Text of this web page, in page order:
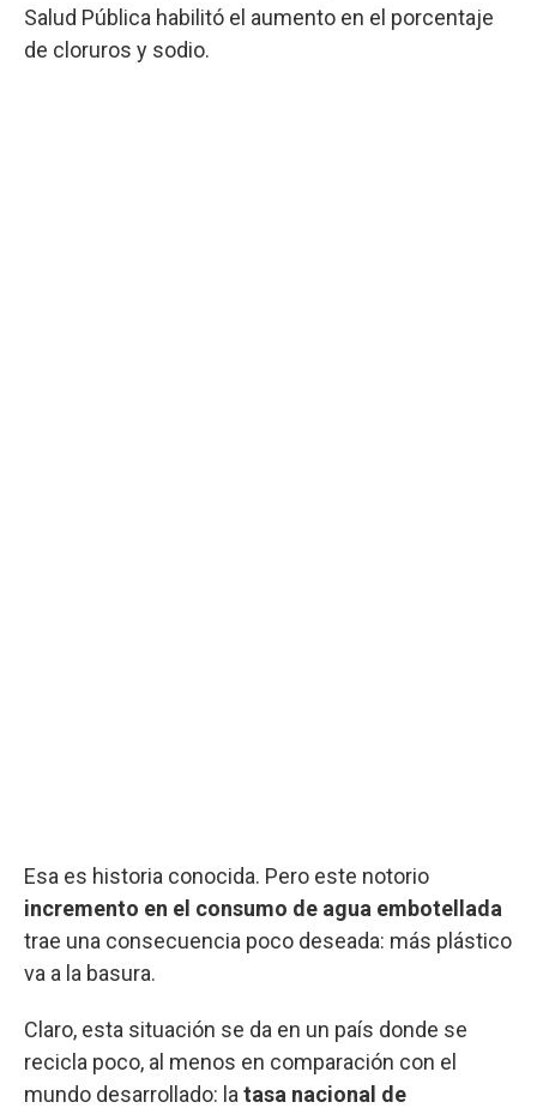
Salud Pública habilitó el aumento en el porcentaje
de cloruros y sodio.
Esa es historia conocida. Pero este notorio
incremento en el consumo de agua embotellada
trae una consecuencia poco deseada: más plástico
va a la basura.
Claro, esta situación se da en un país donde se
recicla poco, al menos en comparación con el
mundo desarrollado: la tasa nacional de